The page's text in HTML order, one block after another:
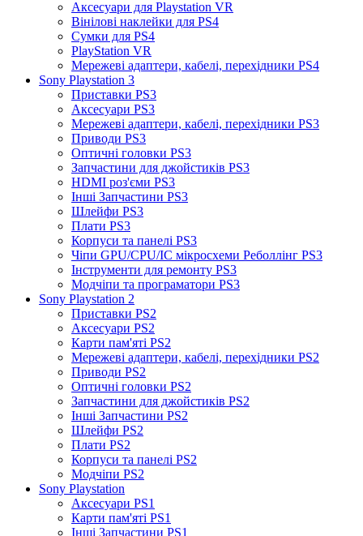
Аксесуари для Playstation VR
Вінілові наклейки для PS4
Сумки для PS4
PlayStation VR
Мережеві адаптери, кабелі, перехідники PS4
Sony Playstation 3
Приставки PS3
Аксесуари PS3
Мережеві адаптери, кабелі, перехідники PS3
Приводи PS3
Оптичні головки PS3
Запчастини для джойстиків PS3
HDMI роз'єми PS3
Інші Запчастини PS3
Шлейфи PS3
Плати PS3
Корпуси та панелі PS3
Чіпи GPU/CPU/IC мікросхеми Реболлінг PS3
Інструменти для ремонту PS3
Модчіпи та програматори PS3
Sony Playstation 2
Приставки PS2
Аксесуари PS2
Карти пам'яті PS2
Мережеві адаптери, кабелі, перехідники PS2
Приводи PS2
Оптичні головки PS2
Запчастини для джойстиків PS2
Інші Запчастини PS2
Шлейфи PS2
Плати PS2
Корпуси та панелі PS2
Модчіпи PS2
Sony Playstation
Аксесуари PS1
Карти пам'яті PS1
Інші Запчастини PS1